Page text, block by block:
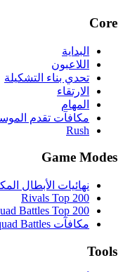
Core
البداية
اللاعبون
تحدي بناء التشكيلة
الارتقاء
المهام
مكافآت تقدم
Rush
Game Modes
نهائيات الأبطال
Rivals Top 200
Battles Top 200
مكافآت Squad Battles
Tools